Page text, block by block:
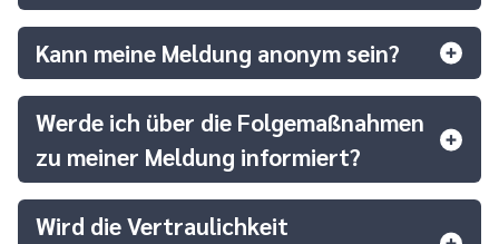
Kann meine Meldung anonym sein?
Werde ich über die Folgemaßnahmen
zu meiner Meldung informiert?
Wird die Vertraulichkeit